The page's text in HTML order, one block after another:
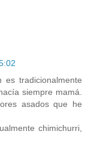
tradicionalmente
siempre mamá.
asados que he
chimichurri,